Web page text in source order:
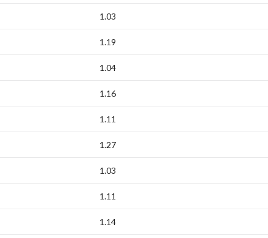
1.03
1.19
1.04
1.16
1.11
1.27
1.03
1.11
1.14